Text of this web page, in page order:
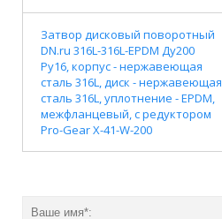
Затвор дисковый поворотный
DN.ru 316L-316L-EPDM Ду200
Ру16, корпус - нержавеющая
сталь 316L, диск - нержавеющая
сталь 316L, уплотнение - EPDM,
межфланцевый, с редуктором
Pro-Gear X-41-W-200